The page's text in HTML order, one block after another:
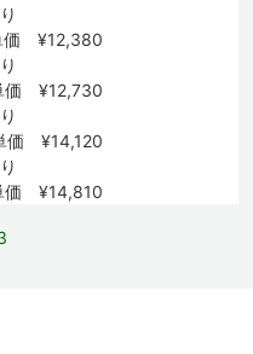
価 ¥12,380
価 ¥12,730
価 ¥14,120
価 ¥14,810